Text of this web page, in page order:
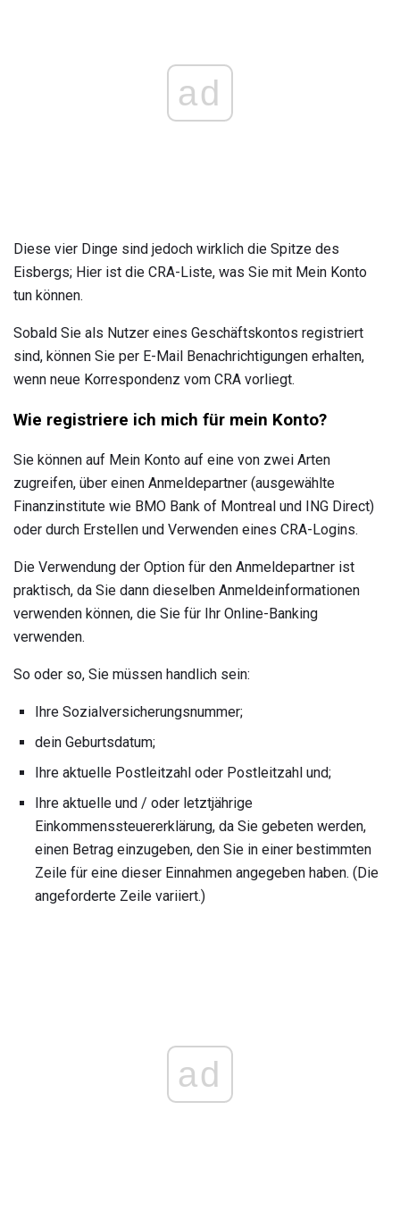
ad
Diese vier Dinge sind jedoch wirklich die Spitze des
Eisbergs; Hier ist die CRA-Liste, was Sie mit Mein Konto
tun können.
Sobald Sie als Nutzer eines Geschäftskontos registriert
sind, können Sie per E-Mail Benachrichtigungen erhalten,
wenn neue Korrespondenz vom CRA vorliegt.
Wie registriere ich mich für mein Konto?
Sie können auf Mein Konto auf eine von zwei Arten
zugreifen, über einen Anmeldepartner (ausgewählte
Finanzinstitute wie BMO Bank of Montreal und ING Direct)
oder durch Erstellen und Verwenden eines CRA-Logins.
Die Verwendung der Option für den Anmeldepartner ist
praktisch, da Sie dann dieselben Anmeldeinformationen
verwenden können, die Sie für Ihr Online-Banking
verwenden.
So oder so, Sie müssen handlich sein:
Ihre Sozialversicherungsnummer;
dein Geburtsdatum;
Ihre aktuelle Postleitzahl oder Postleitzahl und;
Ihre aktuelle und / oder letztjährige
Einkommenssteuererklärung, da Sie gebeten werden,
einen Betrag einzugeben, den Sie in einer bestimmten
Zeile für eine dieser Einnahmen angegeben haben. (Die
angeforderte Zeile variiert.)
ad